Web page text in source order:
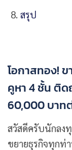
สรุป
โอกาสทอง!
คูหา 4 ชั้น ติ
60,000 บาท
สวัสดีครับนักลง
ขยายธุรกิจทุกท่